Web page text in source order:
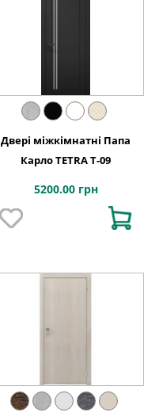
Двері міжкімнатні Папа
Карло TETRA T-09
5200.00 грн